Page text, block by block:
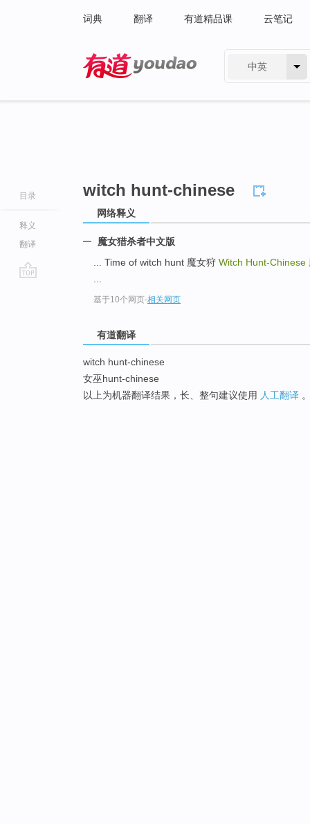
词典 翻译 有道精品课 云笔记
中英
目录
释义
翻译
witch hunt-chinese
网络释义
魔女猎杀者中文版
... Time of witch hunt 魔女狩 Witch Hunt-Chinese
基于10个网页-相关网页
有道翻译
witch hunt-chinese
女巫hunt-chinese
以上为机器翻译结果，长、整句建议使用 人工翻译